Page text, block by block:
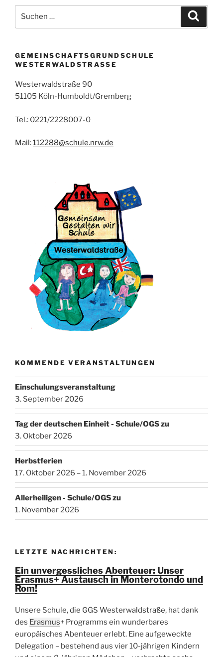
nach:
GEMEINSCHAFTSGRUNDSCHULE
WESTERWALDSTRASSE
Westerwaldstraße 90
51105 Köln-Humboldt/Gremberg
Tel.: 0221/2228007-0
Mail:112288@schule.nrw.de
KOMMENDE VERANSTALTUNGEN
Einschulungsveranstaltung
3. September 2026
Tag der deutschen Einheit - Schule/OGS zu
3. Oktober 2026
Herbstferien
17. Oktober 2026 – 1. November 2026
Allerheiligen - Schule/OGS zu
1. November 2026
LETZTE NACHRICHTEN:
Ein unvergessliches Abenteuer: Unser
Erasmus+ Austausch in Monterotondo und
Rom!
Unsere Schule, die GGS Westerwaldstraße, hat dank
des Erasmus+ Programms ein wunderbares
europäisches Abenteuer erlebt. Eine aufgeweckte
Delegation – bestehend aus vier 10-jährigen Kindern